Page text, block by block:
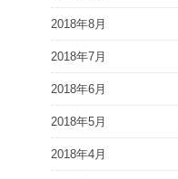
2018年8月
2018年7月
2018年6月
2018年5月
2018年4月